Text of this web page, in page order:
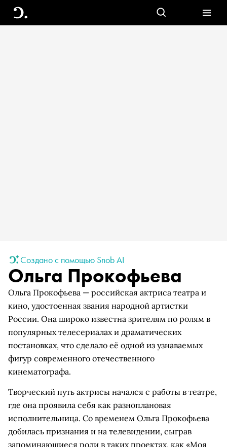
Создано с помощью Snob AI
Ольга Прокофьева
Ольга Прокофьева — российская актриса театра и
кино, удостоенная звания народной артистки
России. Она широко известна зрителям по ролям в
популярных телесериалах и драматических
постановках, что сделало её одной из узнаваемых
фигур современного отечественного
кинематографа.
Творческий путь актрисы начался с работы в театре,
где она проявила себя как разноплановая
исполнительница. Со временем Ольга Прокофьева
добилась признания и на телевидении, сыграв
запоминающиеся роли в таких проектах, как «Моя